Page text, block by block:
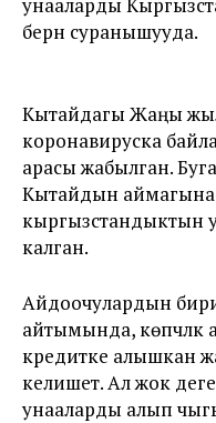
берүүнү суранышууда.
Кытайдагы Жаңы
коронавируска
арасы жабылган.
Кытайдын аймагына
кыргызстандыктын
калган.
Айдоочулардын
айтымында,
кредитке алышкан
келишет. Ал жок
унааларды алып